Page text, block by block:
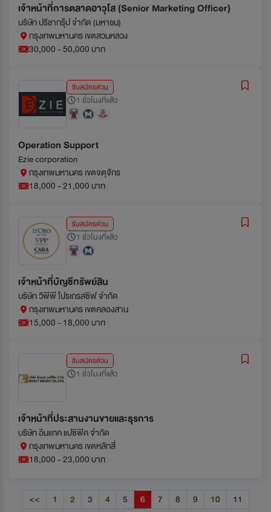
เจ้าหน้าที่การตลาดอาวุโส (Senior Marketing Officer)
บริษัท ปรีชากรุ๊ป จำกัด (มหาชน)
กรุงเทพมหานคร เขตสวนหลวง
30,000 - 50,000 บาท
รับสมัครด่วน
1 ชั่วโมงที่แล้ว
Operation Support
Ezie corporation
กรุงเทพมหานคร เขตจตุจักร
18,000 - 21,000 บาท
รับสมัครด่วน
1 ชั่วโมงที่แล้ว
เจ้าหน้าที่บัญชีทรัพย์สิน
บริษัท วีพีพี โปรเกรสซิฟ จำกัด
กรุงเทพมหานคร เขตคลองสาน
15,000 - 18,000 บาท
รับสมัครด่วน
1 ชั่วโมงที่แล้ว
เจ้าหน้าที่ประสานงานขายและธุรการ
บริษัท อินแทค แปซิฟิค จำกัด
กรุงเทพมหานคร เขตหลักสี่
18,000 - 23,000 บาท
<< 1 2 3 4 5 6 7 8 9 10
11